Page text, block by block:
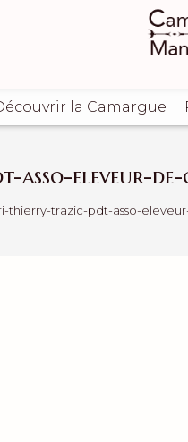
la Camargue
eleveur-de-
thierry-trazic-pdt-asso-